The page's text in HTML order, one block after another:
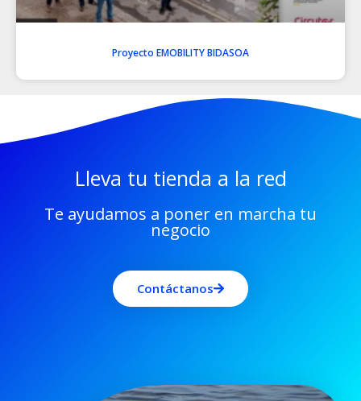
Proyecto EMOBILITY BIDASOA
Lleva tu tienda a la red
Te ayudamos a poner en marcha tu
negocio
Contáctanos